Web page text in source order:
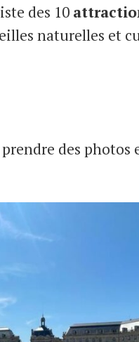
des 10
naturelles et
des